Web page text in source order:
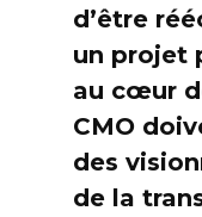
d’être
un projet
au cœur
CMO
des
de la